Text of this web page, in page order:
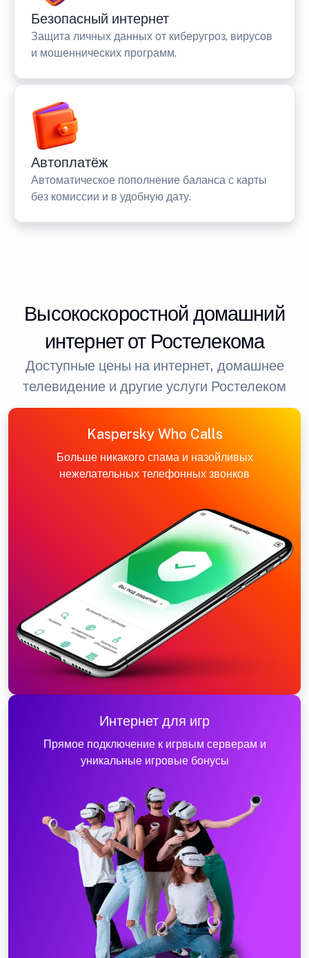
Безопасный интернет
Защита личных данных от киберугроз, вирусов
и мошеннических программ.
Автоплатёж
Автоматическое пополнение баланса с карты
без комиссии и в удобную дату.
Высокоскоростной домашний
интернет от Ростелекома
Доступные цены на интернет, домашнее
телевидение и другие услуги Ростелеком
Kaspersky Who Calls
Больше никакого спама и назойливых
нежелательных телефонных звонков
Интернет для игр
Прямое подключение к игрвым серверам и
уникальные игровые бонусы